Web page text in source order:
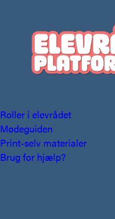
Roller i elevrådet
Mødeguiden
Print-selv materialer
Brug for hjælp?